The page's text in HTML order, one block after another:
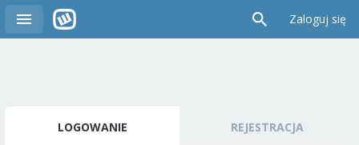
Zaloguj się
LOGOWANIE REJESTRACJA